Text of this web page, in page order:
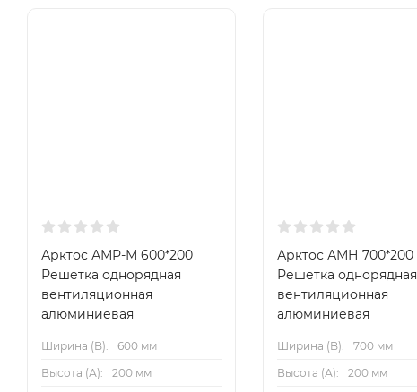
Арктос АМР-М 600*200
Решетка однорядная
вентиляционная
алюминиевая
Ширина (B):
600 мм
Высота (А):
200 мм
Арктос АМН 700*200
Решетка однорядная
вентиляционная
алюминиевая
Ширина (B):
700 мм
Высота (А):
200 мм